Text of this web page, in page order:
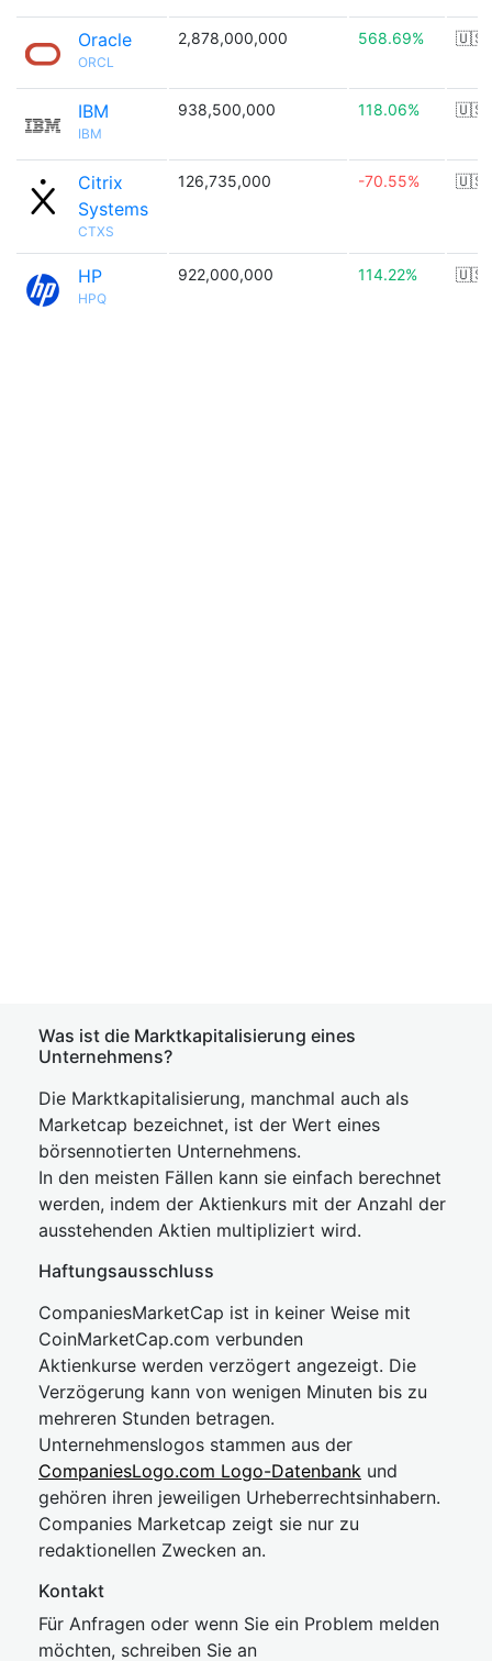
Oracle
ORCL
2,878,000,000 568.69% 🇺🇸
IBM
IBM
938,500,000 118.06% 🇺🇸
Citrix
Systems
CTXS
126,735,000 -70.55% 🇺🇸
HP
HPQ
922,000,000 114.22% 🇺🇸
Was ist die Marktkapitalisierung eines
Unternehmens?
Die Marktkapitalisierung, manchmal auch als
Marketcap bezeichnet, ist der Wert eines
börsennotierten Unternehmens.
In den meisten Fällen kann sie einfach berechnet
werden, indem der Aktienkurs mit der Anzahl der
ausstehenden Aktien multipliziert wird.
Haftungsausschluss
CompaniesMarketCap ist in keiner Weise mit
CoinMarketCap.com verbunden
Aktienkurse werden verzögert angezeigt. Die
Verzögerung kann von wenigen Minuten bis zu
mehreren Stunden betragen.
Unternehmenslogos stammen aus der
CompaniesLogo.com Logo-Datenbank und
gehören ihren jeweiligen Urheberrechtsinhabern.
Companies Marketcap zeigt sie nur zu
redaktionellen Zwecken an.
Kontakt
Für Anfragen oder wenn Sie ein Problem melden
möchten, schreiben Sie an